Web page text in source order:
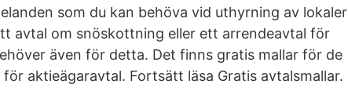
som du kan behöva vid uthyrning av lokaler
avtal om snöskottning eller ett arrendeavtal för
även för detta. Det finns gratis mallar för de
aktieägaravtal. Fortsätt läsa Gratis avtalsmallar.